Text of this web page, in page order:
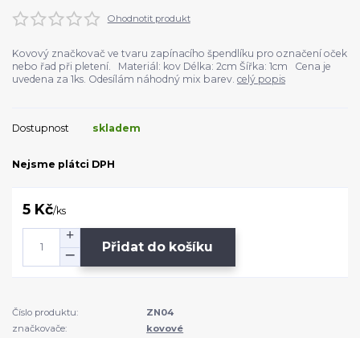
Ohodnotit produkt
Kovový značkovač ve tvaru zapínacího špendlíku pro označení oček
nebo řad při pletení. Materiál: kov Délka: 2cm Šířka: 1cm Cena je
uvedena za 1ks. Odesílám náhodný mix barev. celý popis
Dostupnost skladem
Nejsme plátci DPH
5 Kč/ks
Přidat do košíku
Číslo produktu:
ZN04
značkovače:
kovové